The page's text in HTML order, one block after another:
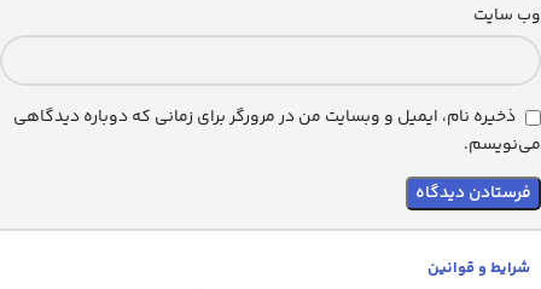
وب‌ سایت
ذخیره نام، ایمیل و وبسایت من در مرورگر برای زمانی که دوباره دیدگاهی
می‌نویسم.
شرایط و قوانین